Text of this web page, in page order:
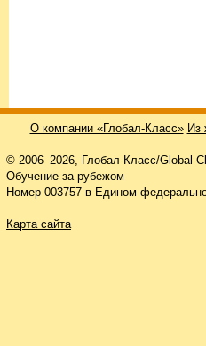
О компании «Глобал-Класс» Из
© 2006–2026, Глобал-Класс/Global-
Обучение за рубежом
Номер 003757 в Едином
Карта сайта